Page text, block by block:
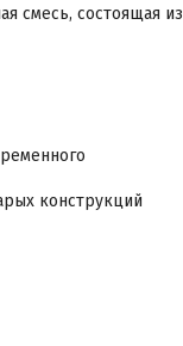
смесь, состоящая из
конструкций